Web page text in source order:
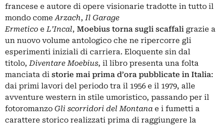
francese e autore di opere visionarie tradotte in tutto il
mondo comeArzach,Il Garage
Ermetico eL’Incal, Moebius torna sugli scaffali grazie a
un nuovo volume antologico che ne ripercorre gli
esperimenti iniziali di carriera. Eloquente sin dal
titolo,Diventare Moebius, il libro presenta una folta
manciata di storie mai prima d’ora pubblicate in Italia:
dai primi lavori del periodo tra il 1956 e il 1979, alle
avventure western in stile umoristico, passando per il
fotoromanzo Gli scorridori del Montana e i fumetti a
carattere storico realizzati prima di raggiungere la